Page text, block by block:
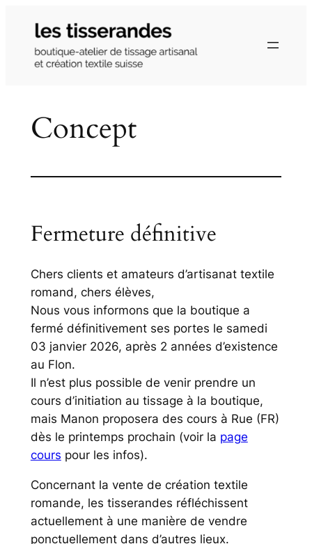
contenu
Concept
Fermeture définitive
Chers clients et amateurs d’artisanat textile
romand, chers élèves,
Nous vous informons que la boutique a
fermé définitivement ses portes le samedi
03 janvier 2026, après 2 années d’existence
au Flon.
Il n’est plus possible de venir prendre un
cours d’initiation au tissage à la boutique,
mais Manon proposera des cours à Rue (FR)
dès le printemps prochain (voir la page
cours pour les infos).
Concernant la vente de création textile
romande, les tisserandes réfléchissent
actuellement à une manière de vendre
ponctuellement dans d’autres lieux.